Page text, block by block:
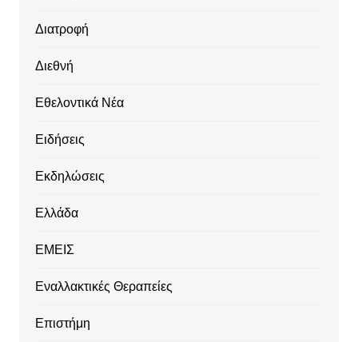
Διατροφή
Διεθνή
Εθελοντικά Νέα
Ειδήσεις
Εκδηλώσεις
Ελλάδα
ΕΜΕΙΣ
Εναλλακτικές Θεραπείες
Επιστήμη